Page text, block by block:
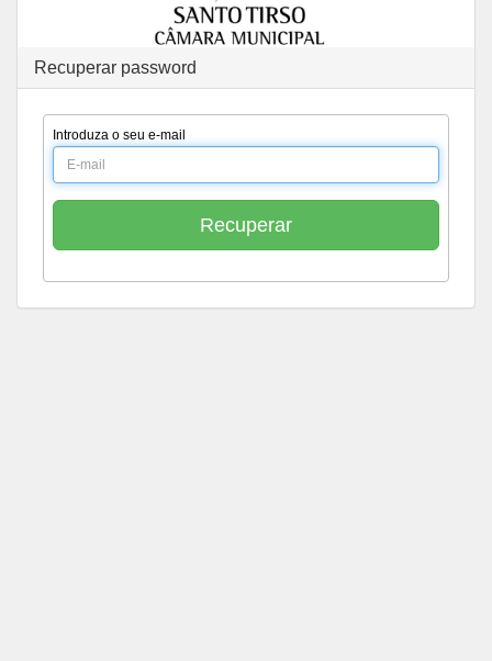
Recuperar password
Introduza o seu e-mail
Recuperar